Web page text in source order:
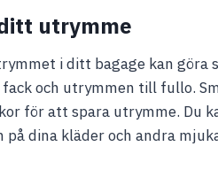
utrymme
i ditt bagage kan göra
fack och utrymmen till fullo.
för att spara utrymme. Du
på dina kläder och andra